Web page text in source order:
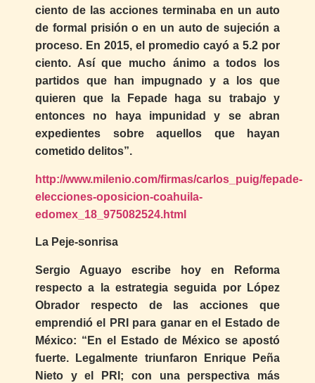
ciento de las acciones terminaba en un auto
de formal prisión o en un auto de sujeción a
proceso. En 2015, el promedio cayó a 5.2 por
ciento. Así que mucho ánimo a todos los
partidos que han impugnado y a los que
quieren que la Fepade haga su trabajo y
entonces no haya impunidad y se abran
expedientes sobre aquellos que hayan
cometido delitos”.
http://www.milenio.com/firmas/carlos_puig/fepade-
elecciones-oposicion-coahuila-
edomex_18_975082524.html
La Peje-sonrisa
Sergio Aguayo escribe hoy en Reforma
respecto a la estrategia seguida por López
Obrador respecto de las acciones que
emprendió el PRI para ganar en el Estado de
México: “En el Estado de México se apostó
fuerte. Legalmente triunfaron Enrique Peña
Nieto y el PRI; con una perspectiva más